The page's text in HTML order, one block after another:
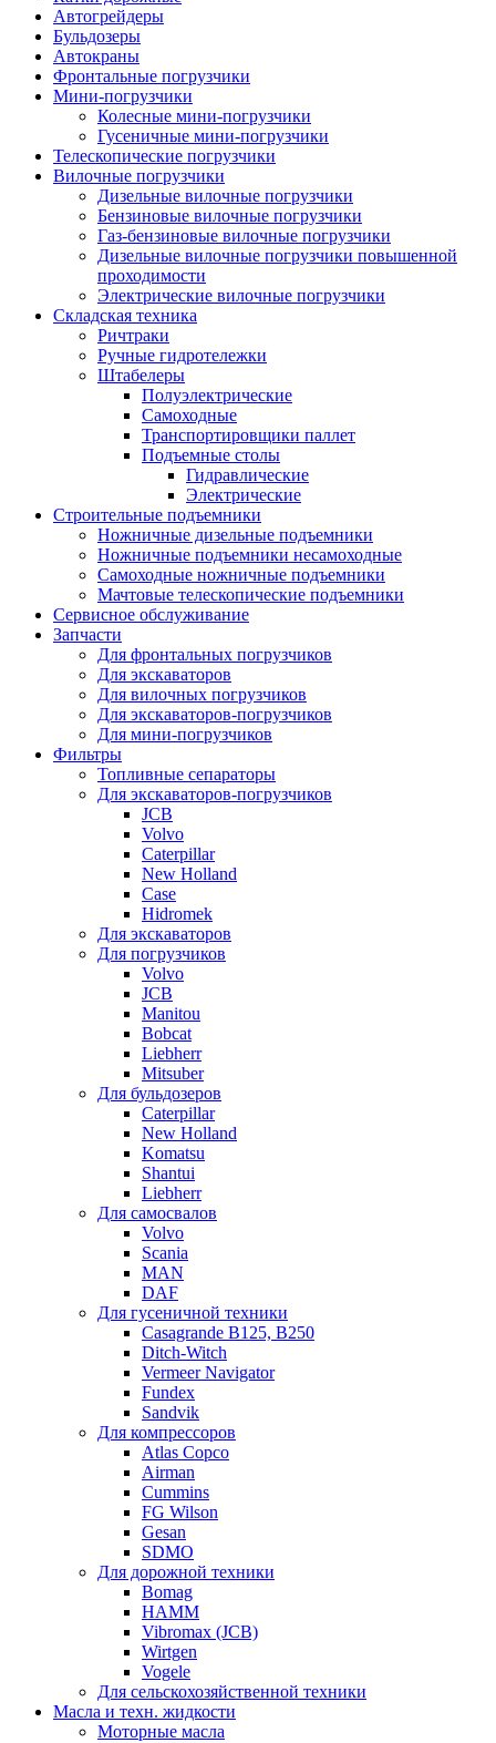
Автогрейдеры
Бульдозеры
Автокраны
Фронтальные погрузчики
Мини-погрузчики
Колесные мини-погрузчики
Гусеничные мини-погрузчики
Телескопические погрузчики
Вилочные погрузчики
Дизельные вилочные погрузчики
Бензиновые вилочные погрузчики
Газ-бензиновые вилочные погрузчики
Дизельные вилочные погрузчики повышенной
проходимости
Электрические вилочные погрузчики
Складская техника
Ричтраки
Ручные гидротележки
Штабелеры
Полуэлектрические
Самоходные
Транспортировщики паллет
Подъемные столы
Гидравлические
Электрические
Строительные подъемники
Ножничные дизельные подъемники
Ножничные подъемники несамоходные
Самоходные ножничные подъемники
Мачтовые телескопические подъемники
Сервисное обслуживание
Запчасти
Для фронтальных погрузчиков
Для экскаваторов
Для вилочных погрузчиков
Для экскаваторов-погрузчиков
Для мини-погрузчиков
Фильтры
Топливные сепараторы
Для экскаваторов-погрузчиков
JCB
Volvo
Caterpillar
New Holland
Case
Hidromek
Для экскаваторов
Для погрузчиков
Volvo
JCB
Manitou
Bobcat
Liebherr
Mitsuber
Для бульдозеров
Caterpillar
New Holland
Komatsu
Shantui
Liebherr
Для самосвалов
Volvo
Scania
MAN
DAF
Для гусеничной техники
Casagrande B125, B250
Ditch-Witch
Vermeer Navigator
Fundex
Sandvik
Для компрессоров
Atlas Copco
Airman
Cummins
FG Wilson
Gesan
SDMO
Для дорожной техники
Bomag
HAMM
Vibromax (JCB)
Wirtgen
Vogele
Для сельскохозяйственной техники
Масла и техн. жидкости
Моторные масла